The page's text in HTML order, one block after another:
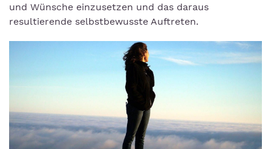
und Wünsche einzusetzen und das daraus
resultierende selbstbewusste Auftreten.